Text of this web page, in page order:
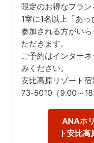
限定のお得なプラン
1室に1名以上「あ
参加される方がい
ただきます。
ご予約はインター
みください。
安比高原リゾート
73-5010 （9:00～
ANAホ
ト安比